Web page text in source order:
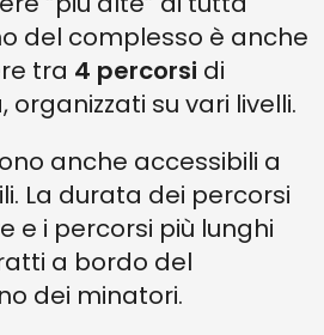
del complesso è anche
tra 4 percorsi di
su vari livelli.
anche accessibili a
La durata dei percorsi
e i percorsi più lunghi
a bordo del
dei minatori.